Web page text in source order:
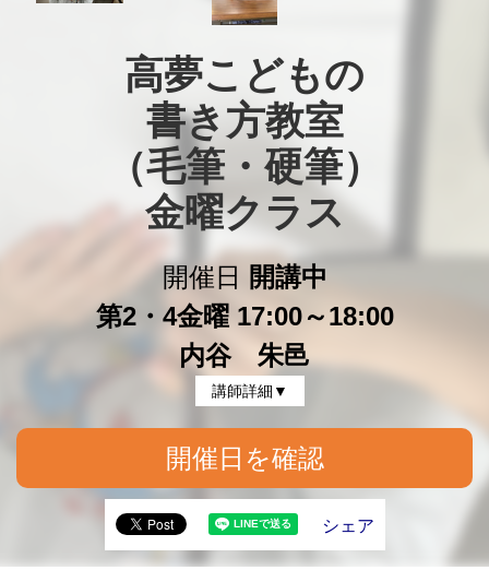
高夢こどもの
書き方教室
（毛筆・硬筆）
金曜クラス
開催日
開講中
第2・4金曜 17:00～18:00
内谷 朱邑
講師詳細▼
開催日を確認
シェア